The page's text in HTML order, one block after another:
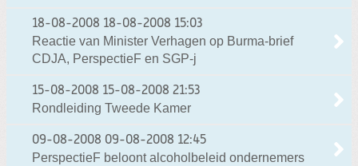
18-08-2008 18-08-2008 15:03
Reactie van Minister Verhagen op Burma-brief
CDJA, PerspectieF en SGP-j
15-08-2008 15-08-2008 21:53
Rondleiding Tweede Kamer
09-08-2008 09-08-2008 12:45
PerspectieF beloont alcoholbeleid ondernemers